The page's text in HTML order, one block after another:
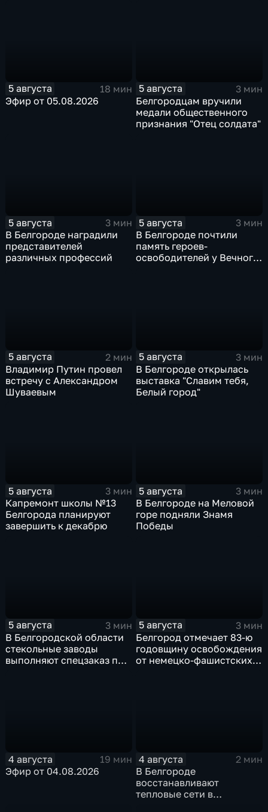
5 августа
18 мин
Эфир от 05.08.2026
5 августа
3 мин
Белгородцам вручили
медали общественного
признания "Отец солдата"
5 августа
3 мин
В Белгороде наградили
представителей
различных профессий
5 августа
3 мин
В Белгороде почтили
память героев-
освободителей у Вечного
5 августа
2 мин
Владимир Путин провел
встречу с Александром
Шуваевым
5 августа
3 мин
В Белгороде открылась
выставка "Славим тебя,
Белый город"
5 августа
3 мин
Капремонт школы №13
Белгорода планируют
завершить к декабрю
5 августа
3 мин
В Белгороде на Меловой
горе подняли Знамя
Победы
5 августа
3 мин
В Белгородской области
стекольные заводы
выполняют спецзаказ по
5 августа
3 мин
Белгород отмечает 83-ю
годовщину освобождения
от немецко-фашистских
4 августа
19 мин
Эфир от 04.08.2026
4 августа
2 мин
В Белгороде
восстанавливают
тепловые сети в